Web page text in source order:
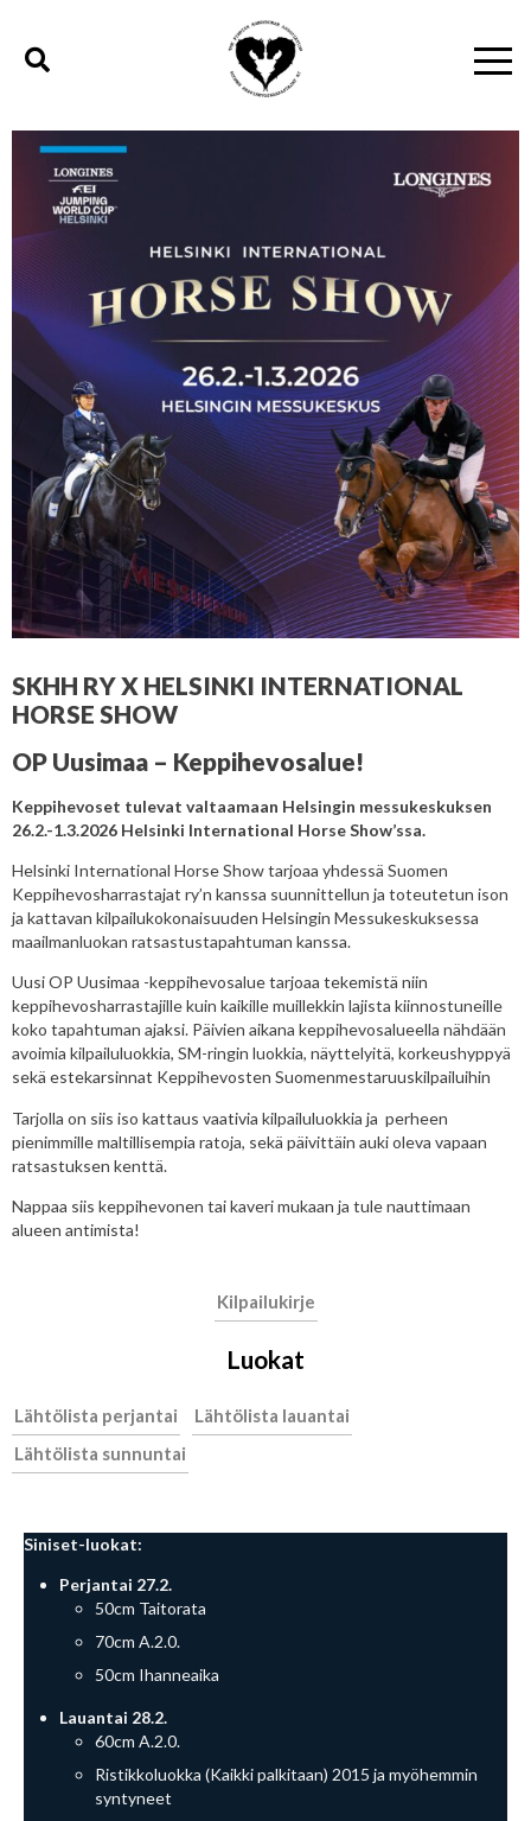
SKHH RY X HELSINKI INTERNATIONAL
HORSE SHOW
OP Uusimaa – Keppihevosalue!
Keppihevoset tulevat valtaamaan Helsingin messukeskuksen
26.2.-1.3.2026 Helsinki International HorseShow’ssa.
Helsinki International Horse Show tarjoaa yhdessä Suomen
Keppihevosharrastajat ry’n kanssa suunnittellun ja toteutetun ison
ja kattavan kilpailukokonaisuuden Helsingin Messukeskuksessa
maailmanluokan ratsastustapahtuman kanssa.
Uusi OP Uusimaa -keppihevosalue tarjoaa tekemistä niin
keppihevosharrastajille kuin kaikille muillekkin lajista kiinnostuneille
koko tapahtuman ajaksi. Päivien aikana keppihevosalueella nähdään
avoimia kilpailuluokkia, SM-ringin luokkia, näyttelyitä, korkeushyppyä
sekä estekarsinnat Keppihevosten Suomenmestaruuskilpailuihin
Tarjolla on siis iso kattaus vaativia kilpailuluokkia ja perheen
pienimmille maltillisempia ratoja, sekä päivittäin auki oleva vapaan
ratsastuksen kenttä.
Nappaa siis keppihevonen tai kaveri mukaan ja tule nauttimaan
alueen antimista!
Kilpailukirje
Luokat
Lähtölista perjantai
Lähtölista lauantai
Lähtölista sunnuntai
Siniset-luokat:
Perjantai 27.2.
50cm Taitorata
70cm A.2.0.
50cm Ihanneaika
Lauantai 28.2.
60cm A.2.0.
Ristikkoluokka (Kaikki palkitaan) 2015 ja myöhemmin
syntyneet